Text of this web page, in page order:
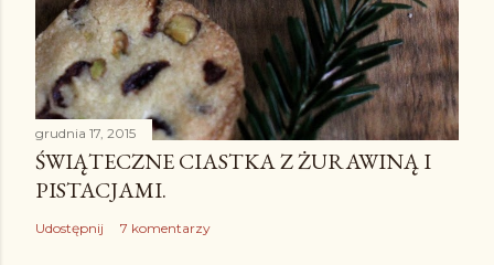
grudnia 17, 2015
ŚWIĄTECZNE CIASTKA Z ŻURAWINĄ I
PISTACJAMI.
Udostępnij 7 komentarzy